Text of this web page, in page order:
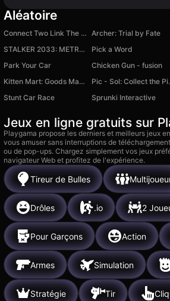
Aléatoire
Connect Two Link The Fish Archer: Trial by Fate
STALKER 2033: METRO Zombies
Pick a Word
Park Your Car
Chicken Gun - fusion
Kitten Mart: Goods Match & Clear
Pic -
Stunt Car Race
Sprunki Interactive
Jeux en ligne gratuits sur
Playgama propose les derniers et meilleurs jeux
vous amuser sans interruptions de
ou de pop-ups. Chargez simplement vos jeux
navigateur Web et profitez de l'expérience.
Tireur de Bulles
Drôles .io 2
Pour Garçons Action
Armes Simulation
Stratégie Tir